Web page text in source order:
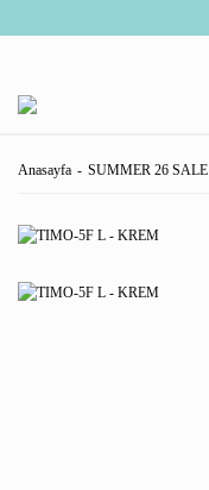
Anasayfa SUMMER 26 SALE